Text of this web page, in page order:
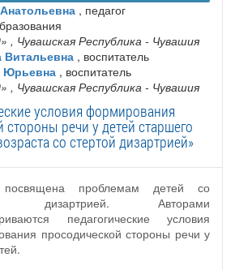
, педагог
, Чувашская Республика - Чувашия
, воспитатель
Юрьевна , воспитатель
, Чувашская Республика - Чувашия
условия формирования
стороны речи у детей старшего
со стертой дизартрией»
посвящена проблемам детей со
дизартрией. Авторами
педагогические условия
просодической стороны речи у